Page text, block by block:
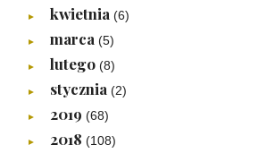
► kwietnia (6)
► marca (5)
► lutego (8)
► stycznia (2)
► 2019 (68)
► 2018 (108)